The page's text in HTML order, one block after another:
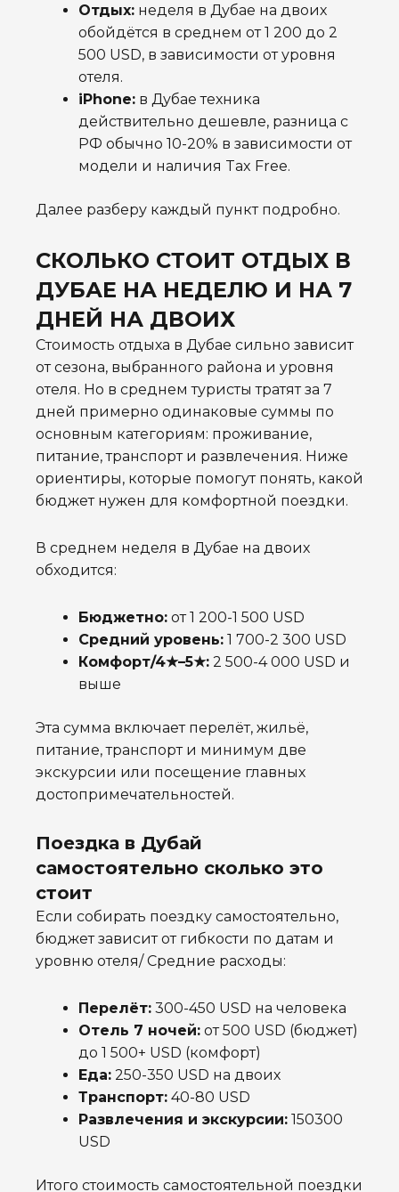
Отдых: неделя в Дубае на двоих
обойдётся в среднем от 1 200 до 2
500 USD, в зависимости от уровня
отеля.
iPhone: в Дубае техника
действительно дешевле, разница с
РФ обычно 10-20% в зависимости от
модели и наличия Tax Free.
Далее разберу каждый пункт подробно.
СКОЛЬКО СТОИТ ОТДЫХ В
ДУБАЕ НА НЕДЕЛЮ И НА 7
ДНЕЙ НА ДВОИХ
Стоимость отдыха в Дубае сильно зависит
от сезона, выбранного района и уровня
отеля. Но в среднем туристы тратят за 7
дней примерно одинаковые суммы по
основным категориям: проживание,
питание, транспорт и развлечения. Ниже
ориентиры, которые помогут понять, какой
бюджет нужен для комфортной поездки.
В среднем неделя в Дубае на двоих
обходится:
Бюджетно: от 1 200-1 500 USD
Средний уровень: 1 700-2 300 USD
Комфорт/4★–5★: 2 500-4 000 USD и
выше
Эта сумма включает перелёт, жильё,
питание, транспорт и минимум две
экскурсии или посещение главных
достопримечательностей.
Поездка в Дубай
самостоятельно сколько это
стоит
Если собирать поездку самостоятельно,
бюджет зависит от гибкости по датам и
уровню отеля/Средние расходы:
Перелёт: 300-450 USD на человека
Отель 7 ночей: от 500 USD (бюджет)
до 1 500+ USD (комфорт)
Еда: 250-350 USD на двоих
Транспорт: 40-80 USD
Развлечения и экскурсии: 150300
USD
Итого стоимость самостоятельной поездки